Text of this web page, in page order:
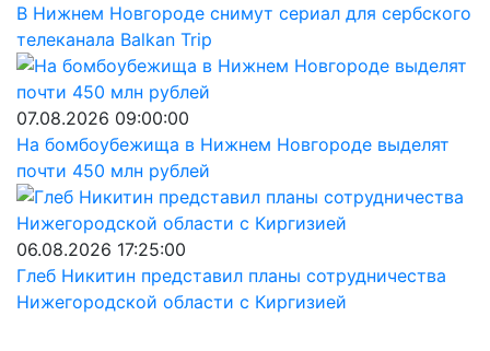
В Нижнем Новгороде снимут сериал для сербского
телеканала Balkan Trip
07.08.2026 09:00:00
На бомбоубежища в Нижнем Новгороде выделят
почти 450 млн рублей
06.08.2026 17:25:00
Глеб Никитин представил планы сотрудничества
Нижегородской области с Киргизией